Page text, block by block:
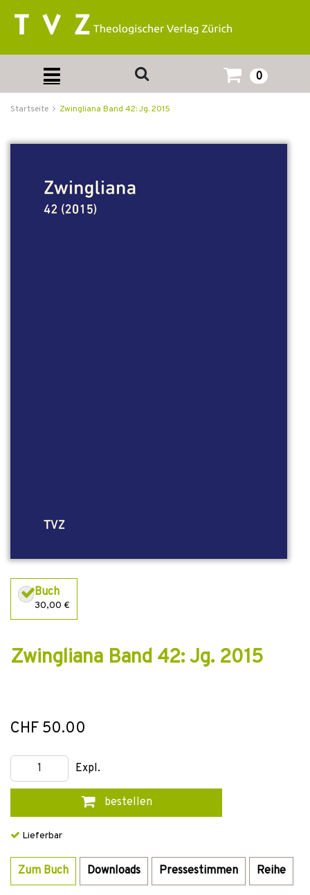
0
Startseite Zwingliana Band 42: Jg. 2015
Buch
30,00 €
Zwingliana Band 42: Jg. 2015
CHF 50.00
Expl.
bestellen
Lieferbar
Zum Buch Downloads Pressestimmen Reihe